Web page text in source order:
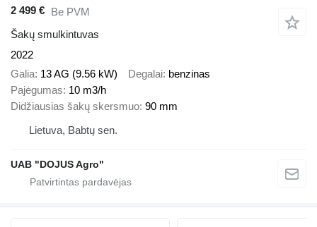
2 499 € Be PVM
Šakų smulkintuvas
2022
Galia 13 AG (9.56 kW) Degalai benzinas
Pajėgumas 10 m3/h
Didžiausias šakų skersmuo 90 mm
Lietuva, Babtų sen.
UAB "DOJUS Agro"